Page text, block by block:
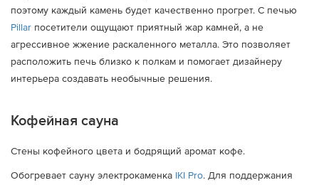
поэтому каждый камень будет качественно прогрет. С печью
Pillar посетители ощущают приятный жар камней, а не
агрессивное жжение раскаленного металла. Это позволяет
расположить печь близко к полкам и помогает дизайнеру
интерьера создавать необычные решения.
Кофейная сауна
Стены кофейного цвета и бодрящий аромат кофе.
Обогревает сауну электрокаменка IKI Pro. Для поддержания